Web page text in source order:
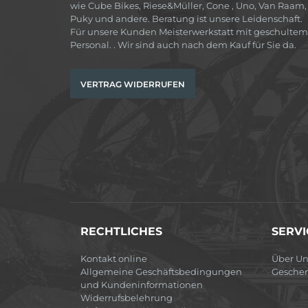
wie Cube Bikes, Riese&Müller, Cone , Uno, Van Raam,
Puky und andere. Beratung ist unsere Leidenschaft.
Für unsere Kunden Meisterwerkstatt mit geschultem
Personal. . Wir sind auch nach dem Kauf für Sie da.
VERTRAG WIDERRUFEN
RECHTLICHES
Kontakt online
Allgemeine Geschäftsbedingungen
und Kundeninformationen
Widerrufsbelehrung
Über